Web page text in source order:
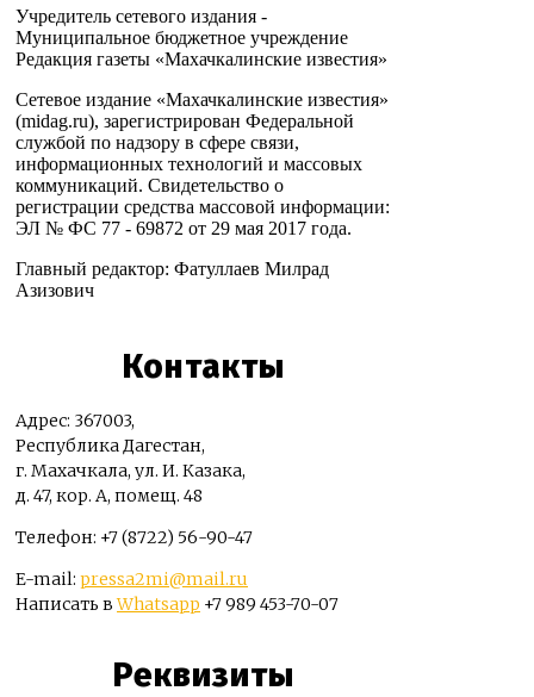
Учредитель сетевого издания -
Муниципальное бюджетное учреждение
Редакция газеты «Махачкалинские известия»
Сетевое издание «Махачкалинские известия»
(midag.ru), зарегистрирован Федеральной
службой по надзору в сфере связи,
информационных технологий и массовых
коммуникаций. Свидетельство о
регистрации средства массовой информации:
ЭЛ № ФС 77 - 69872 от 29 мая 2017 года.
Главный редактор: Фатуллаев Милрад
Азизович
Контакты
Адрес: 367003,
Республика Дагестан,
г. Махачкала, ул. И. Казака,
д. 47, кор. А, помещ. 48
Телефон: +7 (8722) 56-90-47
E-mail: pressa2mi@mail.ru
Написать вWhatsapp +7 989 453-70-07
Реквизиты